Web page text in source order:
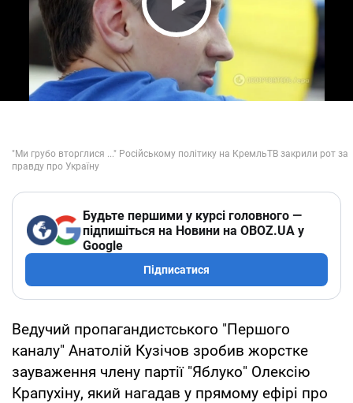
Play Video
Будьте першими у курсі головного —
підпишіться на Новини на OBOZ.UA у
Google
Підписатися
Ведучий пропагандистського "Першого
каналу" Анатолій Кузічов зробив жорстке
зауваження члену партії "Яблуко" Олексію
Крапухіну, який нагадав у прямому ефірі про